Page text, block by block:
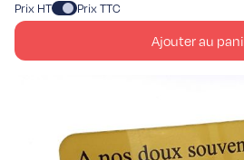
Prix HT Prix TTC
Ajouter au